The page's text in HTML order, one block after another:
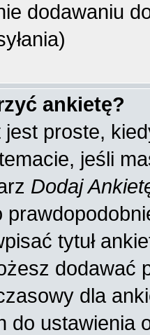
dodawaniu
ankietę?
proste,
jeśli
Dodaj
tytuł
dodawać
dla
do ustawienia